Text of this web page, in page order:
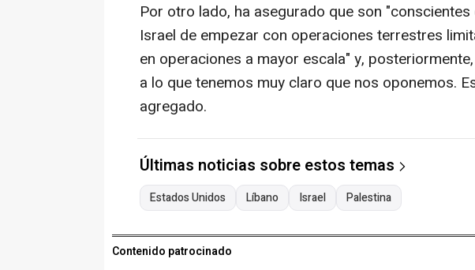
Por otro lado, ha asegurado que son
Israel de empezar con operaciones terrestres
en operaciones a mayor escala" y,
a lo que tenemos muy claro que nos oponemos.
agregado.
Últimas noticias sobre estos temas
Estados Unidos Líbano Israel Palestina
Contenido patrocinado